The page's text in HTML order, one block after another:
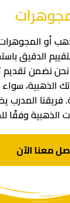
أو
الدقيق
نحن نضمن
الذهبية،
وفقًا
معنا الآن